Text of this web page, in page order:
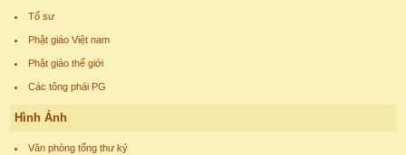
Tổ sư
Phật giáo Việt nam
Phật giáo thế giới
Các tông phái PG
Hình Ảnh
Văn phòng tổng thư ký